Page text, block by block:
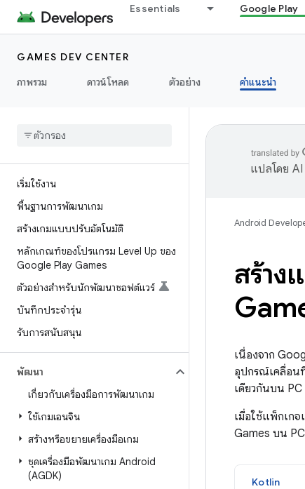
Essentials Google Play
GAMES DEV CENTER
ภาพรวม
ดาวน์โหลด ตัวอย่าง คำแนะนำ
เริ่มใช้งาน
พื้นฐานการพัฒนาเกม
สร้างเกมแบบปรับอัตโนมัติ
หลักเกณฑ์ของโปรแกรม Level Up ของ
Google Play Games
ตัวอย่างสำหรับนักพัฒนาซอฟต์แวร์
บันทึกประจำรุ่น
รับการสนับสนุน
พัฒนา
เกี่ยวกับเครื่องมือการพัฒนาเกม
ใช้เกมเอนจิน
สร้างหรือขยายเครื่องมือเกม
ชุดเครื่องมือพัฒนาเกม Android
(AGDK)
แปลโดย
Android
สร้าง
เนื่องจาก
อุปกรณ์เคลื่อน
เดียวกันบน
เมื่อใช้แพ็กเก
Games บน
Kotlin